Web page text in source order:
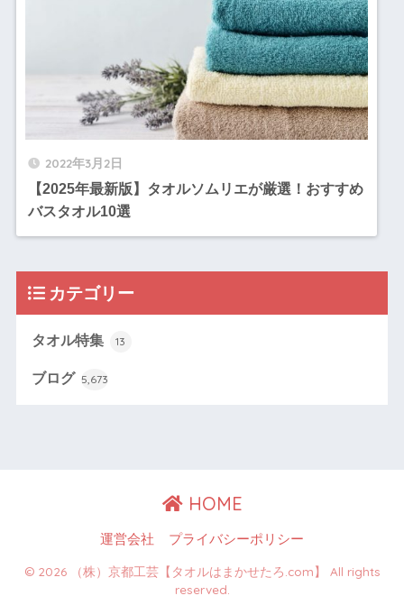
2022年3月2日
【2025年最新版】タオルソムリエが厳選！おすすめ
バスタオル10選
カテゴリー
タオル特集 13
ブログ 5,673
HOME
運営会社 プライバシーポリシー
© 2026 （株）京都工芸【タオルはまかせたろ.com】 All rights
reserved.